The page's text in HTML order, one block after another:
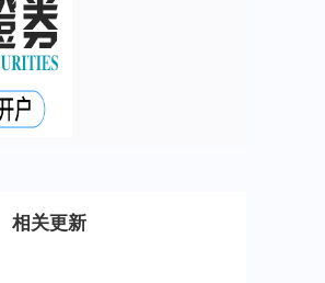
相关更新